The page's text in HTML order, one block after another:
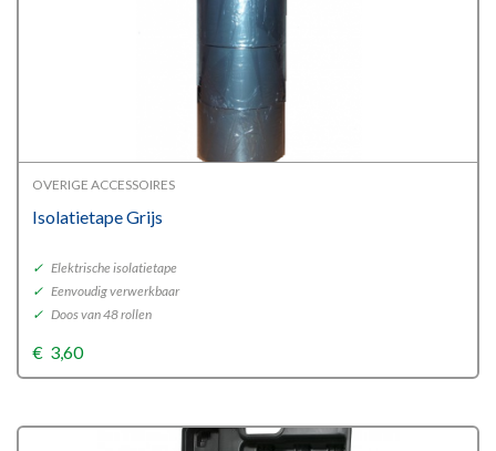
OVERIGE ACCESSOIRES
Isolatietape Grijs
✓ Elektrische isolatietape
✓ Eenvoudig verwerkbaar
✓ Doos van 48 rollen
€ 3,60